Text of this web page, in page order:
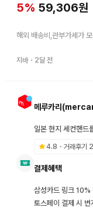
5% 59,306원
해외 배송비,관부가세가
지바・ 2달 전
메루카리
일본 현지 세컨핸드
4.8 ・거래후기
결제혜택
삼성카드 링크 10%
토스페이 결제 시